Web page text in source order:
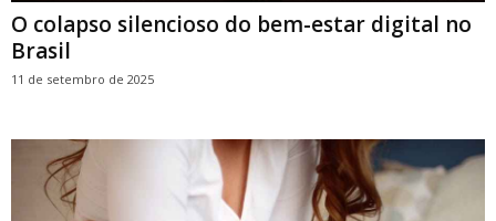
O colapso silencioso do bem-estar digital no
Brasil
11 de setembro de 2025